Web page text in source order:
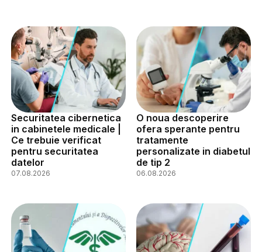
Securitatea cibernetica
in cabinetele medicale |
Ce trebuie verificat
pentru securitatea
datelor
07.08.2026
O noua descoperire
ofera sperante pentru
tratamente
personalizate in diabetul
de tip 2
06.08.2026